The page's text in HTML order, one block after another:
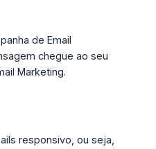
de Email
chegue ao seu
Marketing.
responsivo, ou seja,